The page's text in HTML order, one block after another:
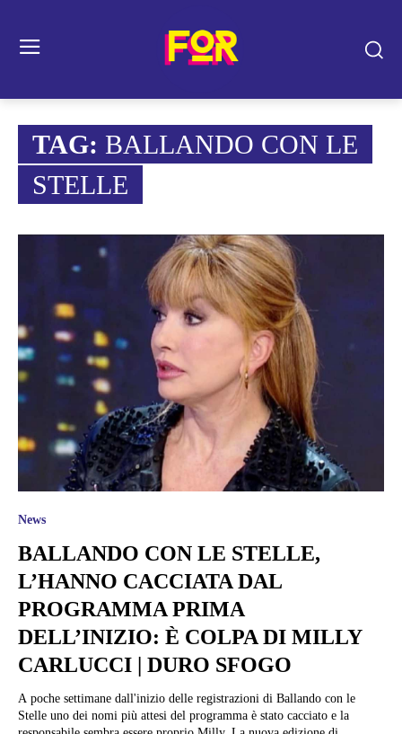
TAG: BALLANDO CON LE
STELLE
News
BALLANDO CON LE STELLE,
L’HANNO CACCIATA DAL
PROGRAMMA PRIMA
DELL’INIZIO: È COLPA DI MILLY
CARLUCCI | DURO SFOGO
A poche settimane dall'inizio delle registrazioni di Ballando con le
Stelle uno dei nomi più attesi del programma è stato cacciato e la